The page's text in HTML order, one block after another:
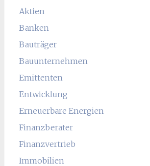
Aktien
Banken
Bauträger
Bauunternehmen
Emittenten
Entwicklung
Erneuerbare Energien
Finanzberater
Finanzvertrieb
Immobilien